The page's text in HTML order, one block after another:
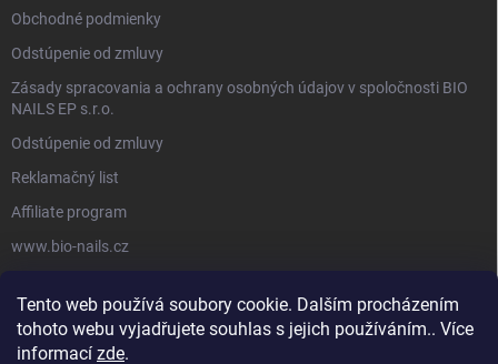
Tento web používá soubory cookie. Dalším procházením
tohoto webu vyjadřujete souhlas s jejich používáním.. Více
informací zde.
Obchodné podmienky
Odstúpenie od zmluvy
Zásady spracovania a ochrany osobných údajov v spoločnosti BIO
NAILS EP s.r.o.
Odstúpenie od zmluvy
Reklamačný list
Affiliate program
www.bio-nails.cz
FACEBOOK